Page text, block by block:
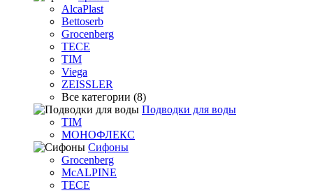
AlcaPlast
Bettoserb
Grocenberg
TECE
TIM
Viega
ZEISSLER
Все категории (8)
Подводки для воды
TIM
МОНОФЛЕКС
Сифоны
Grocenberg
McALPINE
TECE